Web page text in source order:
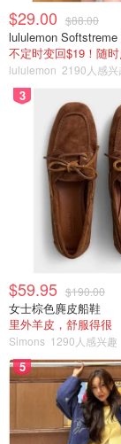
$29.00 $88.00
不定时变回$19！随
lululemon 2190人感兴
3
$59.95 $190.00
女士棕色麂皮船鞋
里外羊皮，舒服得很
Simons 1290人感兴趣
5